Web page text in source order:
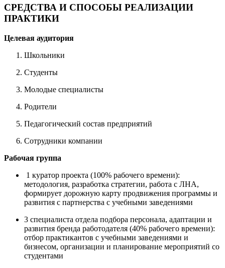
СРЕДСТВА И СПОСОБЫ РЕАЛИЗАЦИИ
ПРАКТИКИ
Целевая аудитория
Школьники
Студенты
Молодые специалисты
Родители
Педагогический состав предприятий
Сотрудники компании
Рабочая группа
1 куратор проекта (100% рабочего времени):
методология, разработка стратегии, работа с ЛНА,
формирует дорожную карту продвижения программы и
развития с партнерства с учебными заведениями
3 специалиста отдела подбора персонала, адаптации и
развития бренда работодателя (40% рабочего времени):
отбор практикантов с учебными заведениями и
бизнесом, организации и планирование мероприятий со
студентами